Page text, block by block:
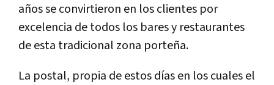
años se convirtieron en los clientes por
excelencia de todos los bares y restaurantes
de esta tradicional zona porteña.
La postal, propia de estos días en los cuales el